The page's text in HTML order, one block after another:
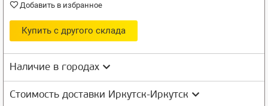
Добавить в избранное
Купить с другого склада
Наличие в городах
Стоимость доставки Иркутск-Иркутск